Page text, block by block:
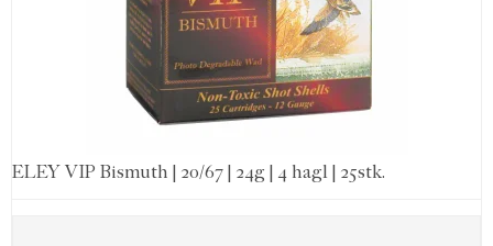
ELEY VIP Bismuth | 20/67 | 24g | 4 hagl | 25stk.